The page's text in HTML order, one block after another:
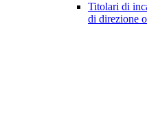
Titolari di
di direzione